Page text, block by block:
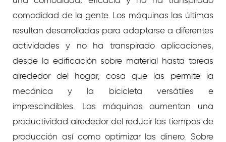
comodidad de la gente. Los máquinas las últimas
resultan desarrolladas para adaptarse a diferentes
actividades y no ha transpirado aplicaciones,
desde la edificación sobre material hasta tareas
alrededor del hogar, cosa que las permite la
mecánica y la bicicleta versátiles e
imprescindibles. Las máquinas aumentan una
productividad alrededor del reducir las tiempos de
producción así­ como optimizar las dinero. Sobre